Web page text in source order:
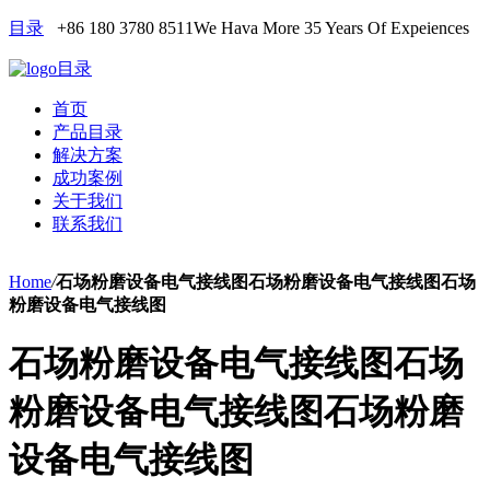
目录 +86 180 3780 8511We Hava More 35 Years Of Expeiences
目录
首页
产品目录
解决方案
成功案例
关于我们
联系我们
Home/石场粉磨设备电气接线图石场粉磨设备电气接线图石场
粉磨设备电气接线图
石场粉磨设备电气接线图石场
粉磨设备电气接线图石场粉磨
设备电气接线图